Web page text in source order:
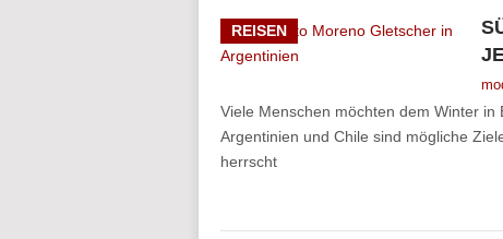
REISEN
Viele Menschen möchten dem Winter
Argentinien und Chile sind mögliche
herrscht